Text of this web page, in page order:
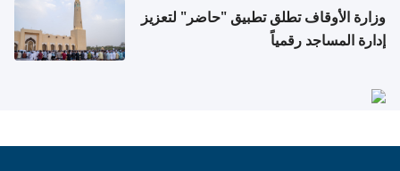
وزارة الأوقاف تطلق تطبيق "حاضر" لتعزيز
إدارة المساجد رقمياً